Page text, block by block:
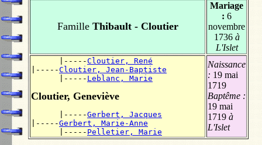
FamilleThibault - Cloutier
Mariage
: 6
novembre
1736à
L'Islet
      |-----
Cloutier, René
|-----Cloutier, Jean-Baptiste
      |-----
Leblanc, Marie
Cloutier, Geneviève
      |-----
Gerbert, Jacques
|-----Gerbert, Marie-Anne
      |-----
Pelletier, Marie
Naissance
: 19 mai
1719
Baptême :
19 mai
1719 à
L'Islet